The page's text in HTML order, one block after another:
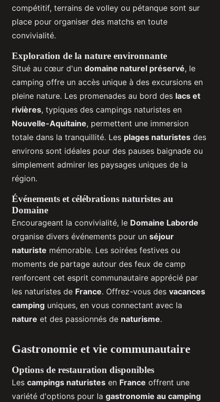
compétitif, terrains de volley ou pétanque sont sur
place pour organiser des matchs en toute
convivialité.
Exploration de la nature environnante
Situé au cœur d'un domaine naturel préservé, le
camping offre un accès unique à des excursions en
pleine nature. Les promenades au bord des lacs et
rivières, typiques des campings naturistes en
Nouvelle-Aquitaine, permettent une immersion
totale dans la tranquillité. Les plages naturistes des
environs sont idéales pour des pauses baignade ou
simplement admirer les paysages uniques de la
région.
Événements et célébrations naturistes au
Domaine
Encourageant la convivialité, le Domaine Laborde
organise divers événements pour un séjour
naturiste mémorable. Les soirées festives ou
moments de partage autour des feux de camp
renforcent cet esprit communautaire apprécié par
les naturistes de France. Offrez-vous des vacances
camping uniques, en vous connectant avec la
nature et des passionnés de naturisme.
Gastronomie et vie communautaire
Options de restauration disponibles
Les campings naturistes en France offrent une
variété d'options pour la gastronomie au camping